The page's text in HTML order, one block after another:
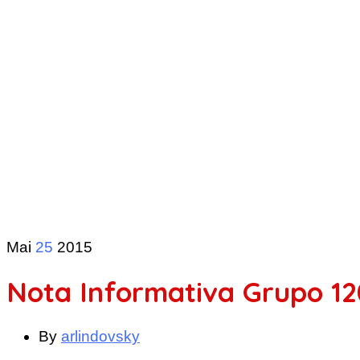
Mai 25 2015
Nota Informativa Grupo
By arlindovsky